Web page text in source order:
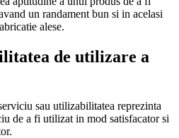
un randament bun si in acelasi
alese.
de utilizare a
sau utilizabilitatea reprezinta
de a fi utilizat in mod satisfacator si